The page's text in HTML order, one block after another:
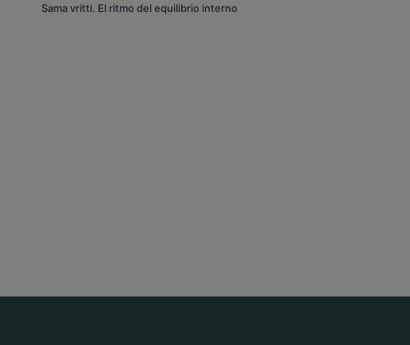
Sama vritti. El ritmo del equilibrio interno